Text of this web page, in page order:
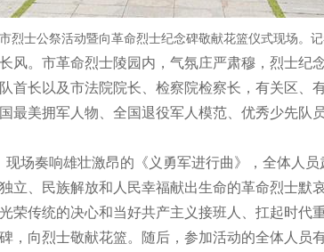
烈士公祭活动暨向革命烈士纪念碑敬献花篮仪式现场。
。市革命烈士陵园内，气氛庄严肃穆，烈士纪
首长以及市法院院长、检察院检察长，有关区、
最美拥军人物、全国退役军人模范、优秀少先队
奏响雄壮激昂的《义勇军进行曲》，全体人员
立、民族解放和人民幸福献出生命的革命烈士默
荣传统的决心和当好共产主义接班人、扛起时代
，向烈士敬献花篮。随后，参加活动的全体人员